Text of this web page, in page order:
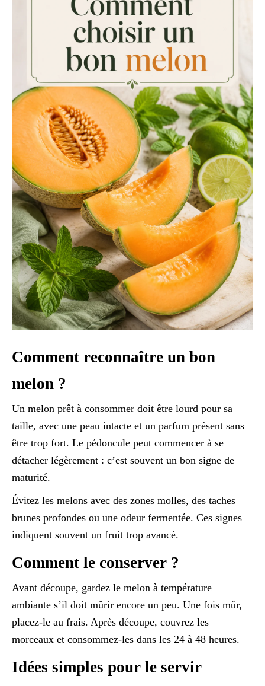
Comment reconnaître un bon
melon ?
Un melon prêt à consommer doit être lourd pour sa
taille, avec une peau intacte et un parfum présent sans
être trop fort. Le pédoncule peut commencer à se
détacher légèrement : c’est souvent un bon signe de
maturité.
Évitez les melons avec des zones molles, des taches
brunes profondes ou une odeur fermentée. Ces signes
indiquent souvent un fruit trop avancé.
Comment le conserver ?
Avant découpe, gardez le melon à température
ambiante s’il doit mûrir encore un peu. Une fois mûr,
placez-le au frais. Après découpe, couvrez les
morceaux et consommez-les dans les 24 à 48 heures.
Idées simples pour le servir